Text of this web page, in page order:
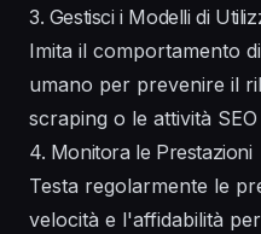
3. Gestisci i Modelli di
Imita il comportamento
umano per prevenire il
scraping o le attività
4. Monitora le Prestazioni
Testa regolarmente le
velocità e l'affidabilità